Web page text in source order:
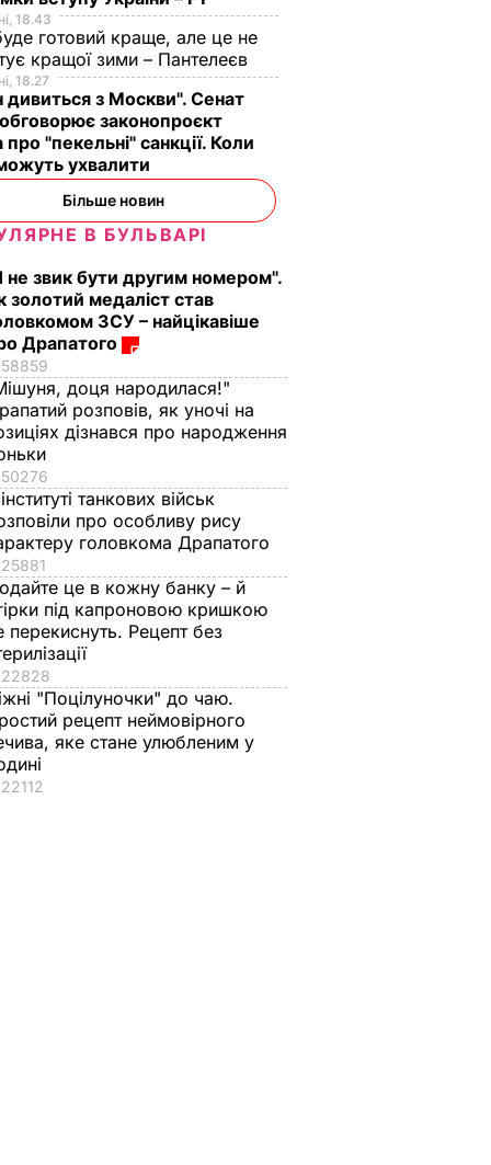
18.43
готовий краще, але це не
кращої зими – Пантелеєв
18.27
дивиться з Москви". Сенат
законопроєкт
про "пекельні" санкції. Коли
ухвалити
Більше новин
В БУЛЬВАРІ
не звик бути другим номером".
золотий медаліст став
ЗСУ – найцікавіше
Драпатого
58859
доця народилася!"
розповів, як уночі на
дізнався про народження
50276
танкових військ
про особливу рису
головкома Драпатого
25881
це в кожну банку – й
під капроновою кришкою
перекиснуть. Рецепт без
22828
"Поцілуночки" до чаю.
рецепт неймовірного
яке стане улюбленим у
22112